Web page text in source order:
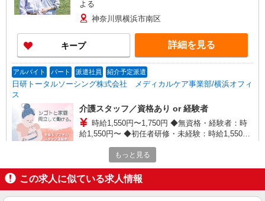
よる
神奈川県横浜市南区
キープ 詳細を見る
アルバイト パート 派遣社員 紹介予定派遣
日研トータルソーシング株式会社 メディカルケア事業部/横浜オフィ
ス
介護スタッフ／資格あり or 経験者
時給1,550円〜1,750円 ◆無資格・経験者：時
給1,550円〜 ◆初任者研修・未経験：時給1,550
護福祉士：時給1,750円〜 ※経験者は3ヶ月以上 ※
り）
神奈川県横浜市南区 【最寄駅】横浜市営地下
鉄ブルーライン 吉野町駅 徒歩2分 ★勤務地は
3000ヶ所以上★ 自宅から通いやすいエリアなど、
お好きな勤務地をお選び下さい！！
キープ
もっと見る
この求人に似ている求人情報